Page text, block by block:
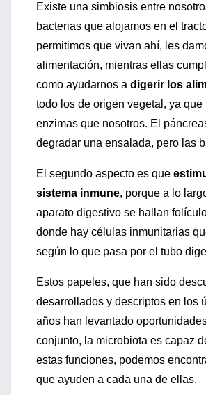
Existe una simbiosis entre
bacterias que alojamos en el
permitimos que vivan ahí, les
alimentación, mientras ellas
como ayudarnos a digerir los
todo los de origen vegetal, ya que
enzimas que nosotros. El
degradar una ensalada, pero las
El segundo aspecto es que
sistema inmune, porque a lo
aparato digestivo se hallan
donde hay células inmunitarias
según lo que pasa por el tubo
Estos papeles, que han sido
desarrollados y descriptos en los
años han levantado
conjunto, la microbiota es capaz
estas funciones, podemos
que ayuden a cada una de ellas.